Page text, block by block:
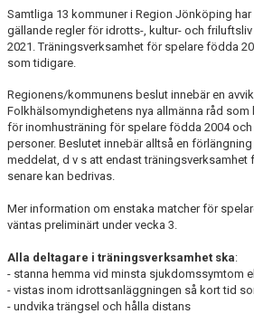
TRÄNINGSTIDER
KALENDER
MATCHER
BILDGALLERI
DOKUMENT
HALVA POTTEN
Samtliga 13 kommuner i Region Jönköping
gällande regler för idrotts-, kultur- och friluftsliv
2021. Träningsverksamhet för spelare födda
som tidigare.
Regionens/kommunens beslut innebär en
Folkhälsomyndighetens nya allmänna råd
för inomhusträning för spelare födda 2004
personer. Beslutet innebär alltså en
meddelat, d v s att endast
senare kan bedrivas.
Mer information om enstaka matcher för
väntas preliminärt under vecka 3.
Alla deltagare i träningsverksamhet ska:
- stanna hemma vid minsta sjukdomssymtom
- vistas inom idrottsanläggningen så kort tid
- undvika trängsel och hålla distans